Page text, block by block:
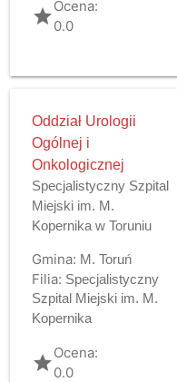
gradeOcena:
0.0
Oddział Urologii
Ogólnej i
Onkologicznej
Specjalistyczny Szpital
Miejski im. M.
Kopernika w Toruniu
Gmina: M. Toruń
Filia: Specjalistyczny
Szpital Miejski im. M.
Kopernika
gradeOcena:
0.0